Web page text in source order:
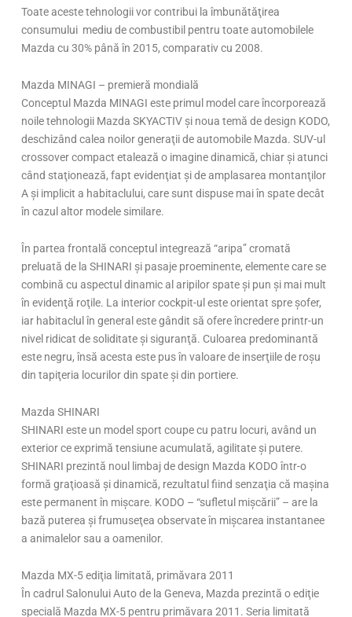
Toate aceste tehnologii vor contribui la îmbunătăţirea
consumului mediu de combustibil pentru toate automobilele
Mazda cu 30% până în 2015, comparativ cu 2008.
Mazda MINAGI – premieră mondială
Conceptul Mazda MINAGI este primul model care încorporează
noile tehnologii Mazda SKYACTIV şi noua temă de design KODO,
deschizând calea noilor generaţii de automobile Mazda. SUV-ul
crossover compact etalează o imagine dinamică, chiar şi atunci
când staţionează, fapt evidenţiat şi de amplasarea montanţilor
A şi implicit a habitaclului, care sunt dispuse mai în spate decât
în cazul altor modele similare.
În partea frontală conceptul integrează “aripa” cromată
preluată de la SHINARI şi pasaje proeminente, elemente care se
combină cu aspectul dinamic al aripilor spate şi pun şi mai mult
în evidenţă roţile. La interior cockpit-ul este orientat spre şofer,
iar habitaclul în general este gândit să ofere încredere printr-un
nivel ridicat de soliditate şi siguranţă. Culoarea predominantă
este negru, însă acesta este pus în valoare de inserţiile de roşu
din tapiţeria locurilor din spate şi din portiere.
Mazda SHINARI
SHINARI este un model sport coupe cu patru locuri, având un
exterior ce exprimă tensiune acumulată, agilitate şi putere.
SHINARI prezintă noul limbaj de design Mazda KODO într-o
formă graţioasă şi dinamică, rezultatul fiind senzaţia că maşina
este permanent în mişcare. KODO – “sufletul mişcării” – are la
bază puterea şi frumuseţea observate în mişcarea instantanee
a animalelor sau a oamenilor.
Mazda MX-5 ediţia limitată, primăvara 2011
În cadrul Salonului Auto de la Geneva, Mazda prezintă o ediţie
specială Mazda MX-5 pentru primăvara 2011. Seria limitată